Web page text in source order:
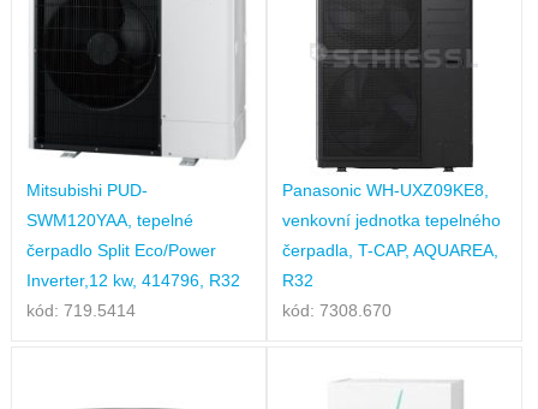
Mitsubishi PUD-
SWM120YAA, tepelné
čerpadlo Split Eco/Power
Inverter,12 kw, 414796, R32
kód: 719.5414
Panasonic WH-UXZ09KE8,
venkovní jednotka tepelného
čerpadla, T-CAP, AQUAREA,
R32
kód: 7308.670